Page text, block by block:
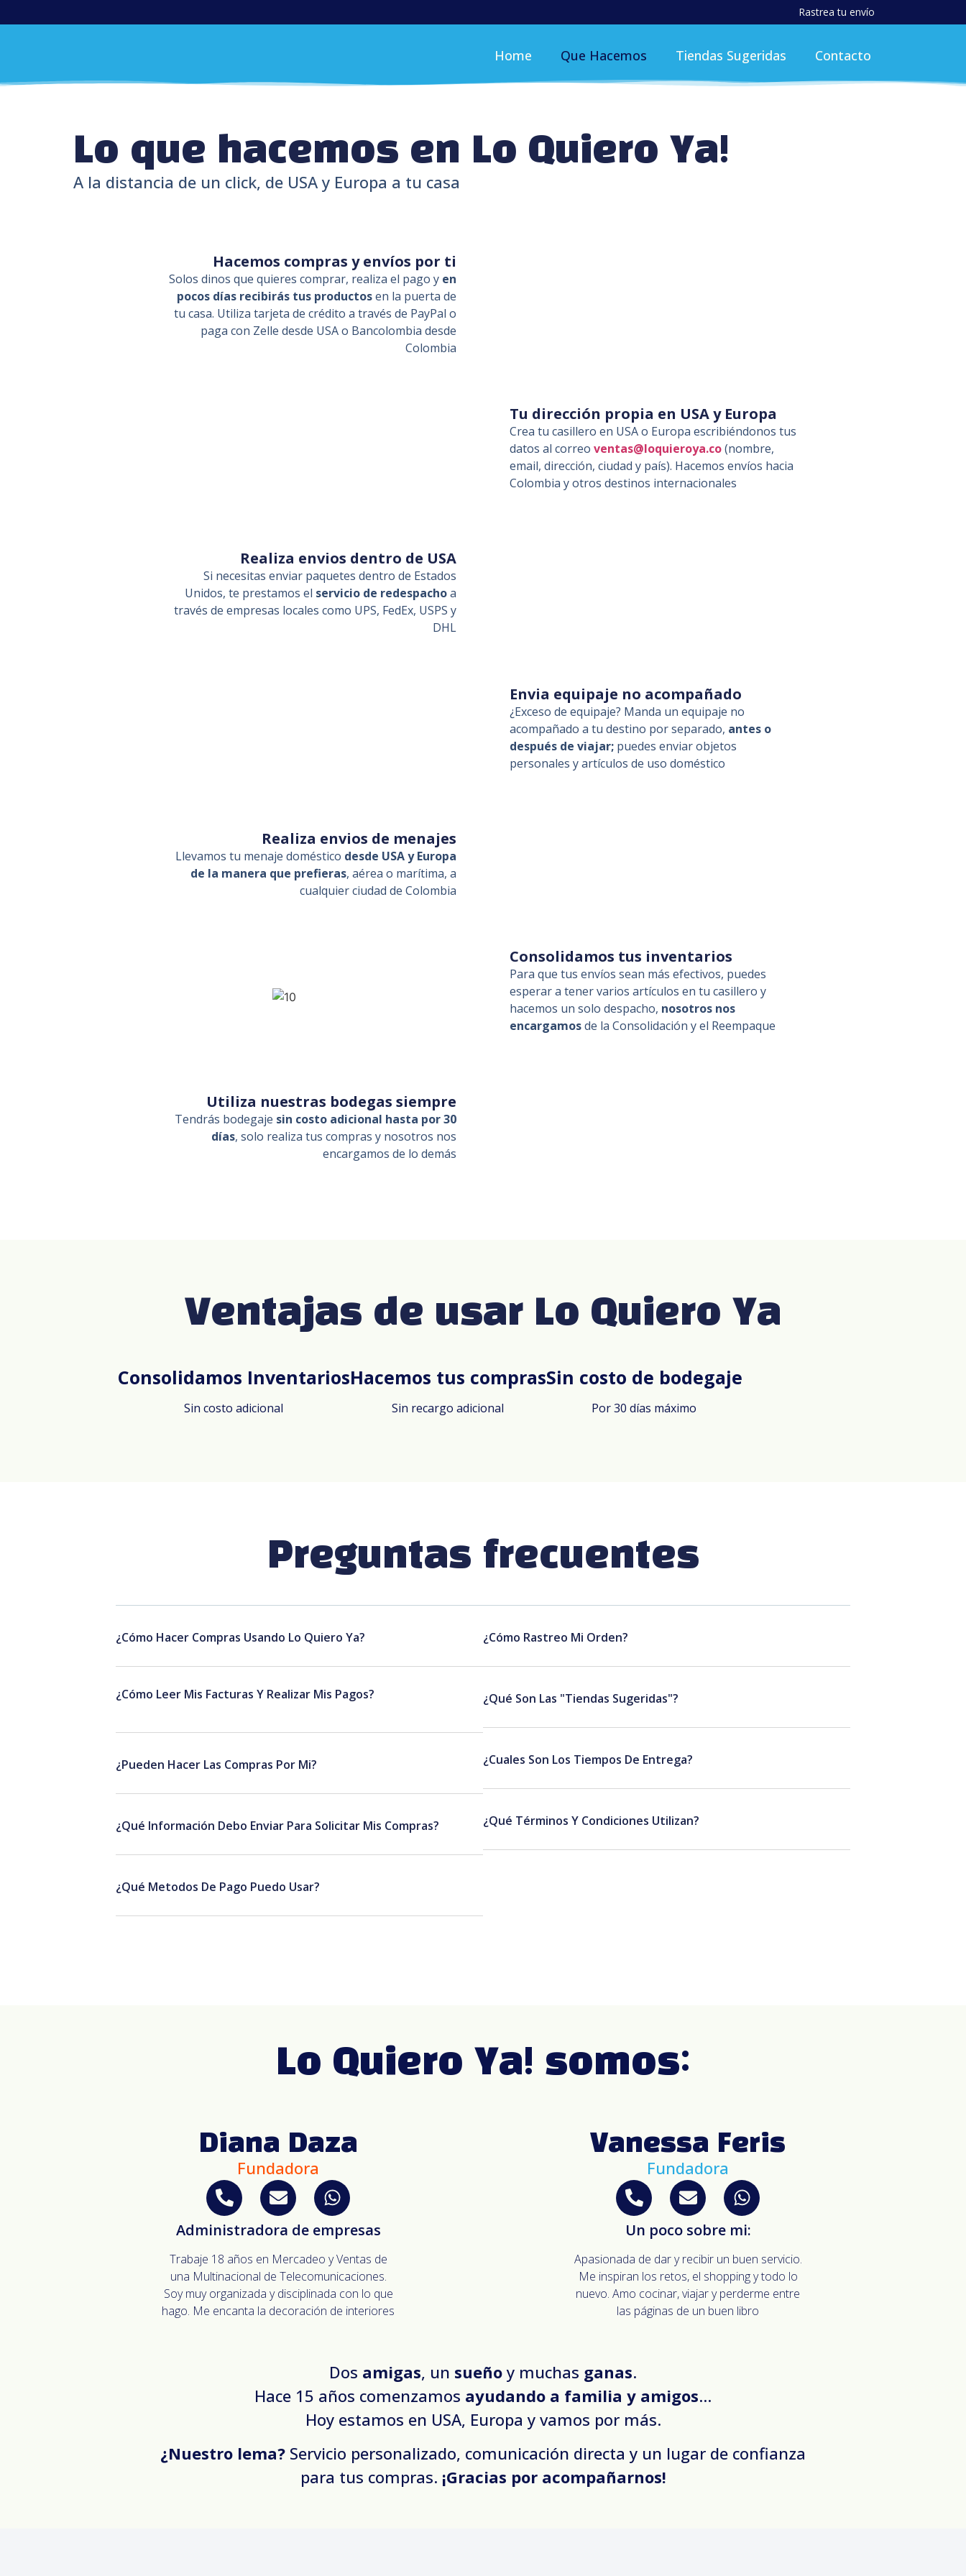
Rastrea tu envío
Home Que Hacemos Tiendas Sugeridas Contacto
Lo que hacemos en Lo Quiero Ya!
A la distancia de un click, de USA y Europa a tu casa
Hacemos compras y envíos por ti
Solos dinos que quieres comprar, realiza el pago y en
pocos días recibirás tus productosen la puerta de
tu casa. Utiliza tarjeta de crédito a través de PayPal o
paga con Zelle desde USA o Bancolombia desde
Colombia
Tu dirección propia en USA y Europa
Crea tu casillero en USA o Europa escribiéndonos tus
datos al correo ventas@loquieroya.co(nombre,
email, dirección, ciudad y país). Hacemos envíos hacia
Colombia y otros destinos internacionales
Realiza envios dentro de USA
Si necesitas enviar paquetes dentro de Estados
Unidos, te prestamos el servicio de redespachoa
través de empresas locales como UPS, FedEx, USPS y
DHL
Envia equipaje no acompañado
¿Exceso de equipaje? Manda un equipaje no
acompañado a tu destino por separado, antes o
después de viajar; puedes enviar objetos
personales y artículos de uso doméstico
Realiza envios de menajes
Llevamos tu menaje doméstico desde USA y Europa
de la manera que prefieras, aérea o marítima, a
cualquier ciudad de Colombia
Consolidamos tus inventarios
Para que tus envíos sean más efectivos, puedes
esperar a tener varios artículos en tu casillero y
hacemos un solo despacho, nosotros nos
encargamosde la Consolidación y el Reempaque
Utiliza nuestras bodegas siempre
Tendrás bodegaje sin costo adicional hasta por 30
días, solo realiza tus compras y nosotros nos
encargamos de lo demás
Ventajas de usar Lo Quiero Ya
Consolidamos Inventarios
Sin costo adicional
Hacemos tus compras
Sin recargo adicional
Sin costo de bodegaje
Por 30 días máximo
Preguntas frecuentes
¿Cómo Hacer Compras Usando Lo Quiero Ya?
¿Cómo Leer Mis Facturas Y Realizar Mis Pagos?
¿Pueden Hacer Las Compras Por Mi?
¿Qué Información Debo Enviar Para Solicitar Mis Compras?
¿Qué Metodos De Pago Puedo Usar?
¿Cómo Rastreo Mi Orden?
¿Qué Son Las "Tiendas Sugeridas"?
¿Cuales Son Los Tiempos De Entrega?
¿Qué Términos Y Condiciones Utilizan?
Lo Quiero Ya! somos:
Diana Daza
Fundadora
Vanessa Feris
Fundadora
Administradora de empresas
Trabaje 18 años en Mercadeo y Ventas de
una Multinacional de Telecomunicaciones.
Soy muy organizada y disciplinada con lo que
hago. Me encanta la decoración de interiores
Un poco sobre mi:
Apasionada de dar y recibir un buen servicio.
Me inspiran los retos, el shopping y todo lo
nuevo. Amo cocinar, viajar y perderme entre
las páginas de un buen libro
Dos amigas, un sueñoy muchas ganas.
Hace 15 años comenzamos ayudando a familia y amigos…
Hoy estamos en USA, Europa y vamos por más.
¿Nuestro lema? Servicio personalizado, comunicación directa y un lugar de confianza
para tus compras. ¡Gracias por acompañarnos!